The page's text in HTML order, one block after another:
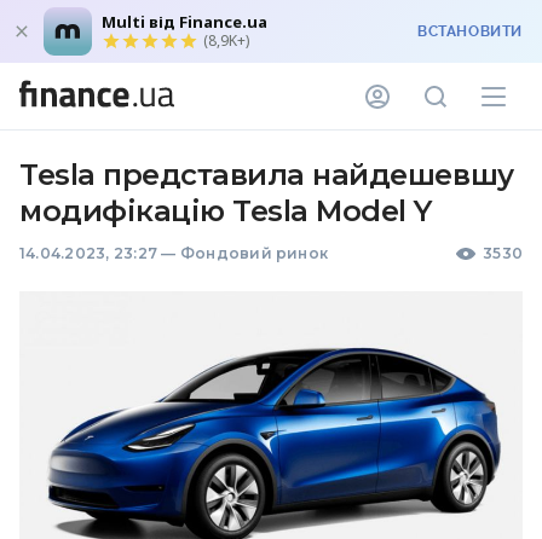
Multi від Finance.ua
(8,9K+) ВСТАНОВИТИ
Tesla представила найдешевшу
модифікацію Tesla Model Y
14.04.2023, 23:27 — Фондовий ринок 3530